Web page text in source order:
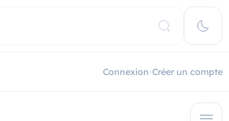
Connexion Créer un compte